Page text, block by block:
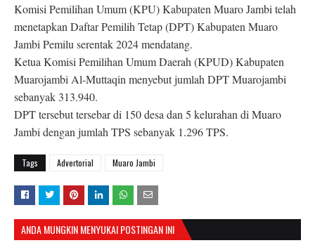
Komisi Pemilihan Umum (KPU) Kabupaten Muaro Jambi telah
menetapkan Daftar Pemilih Tetap (DPT) Kabupaten Muaro
Jambi Pemilu serentak 2024 mendatang.
Ketua Komisi Pemilihan Umum Daerah (KPUD) Kabupaten
Muarojambi Al-Muttaqin menyebut jumlah DPT Muarojambi
sebanyak 313.940.
DPT tersebut tersebar di 150 desa dan 5 kelurahan di Muaro
Jambi dengan jumlah TPS sebanyak 1.296 TPS.
Tags Advertorial Muaro Jambi
ANDA MUNGKIN MENYUKAI POSTINGAN INI